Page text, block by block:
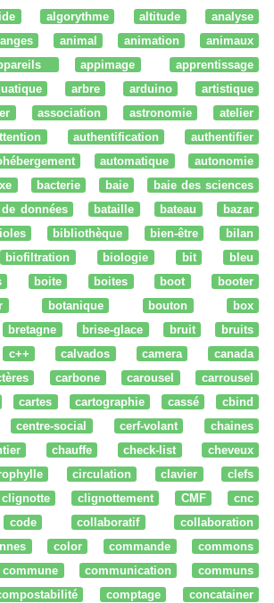
algorythme altitude
analyse
anges animal animation
animaux
appimage
apprentissage
arbre arduino
artistique
association astronomie
atelier
authentification
authentifier
automatique
autonomie
bacterie baie
baie des sciences
de données bataille bateau
bazar
bibliothèque bien-être
bilan
biofiltration biologie bit
bleu
boite boites boot
booter
botanique bouton
box
bretagne brise-glace bruit
bruits
c++ calvados camera
canada
carbone carousel
carrousel
cartes cartographie cassé
cbind
centre-social cerf-volant
chaines
chauffe check-list
cheveux
circulation clavier
clefs
clignotte clignottement CMF
cnc
code collaboratif
collaboration
color commande
commons
commune communication
communs
comptage
concatainer